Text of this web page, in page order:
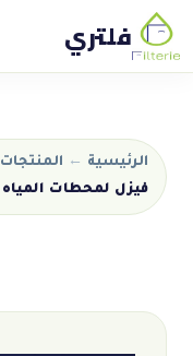
فلتري
الرئيسية ← المنتجات
فيزل لمحطات المياه VESSEL WATER